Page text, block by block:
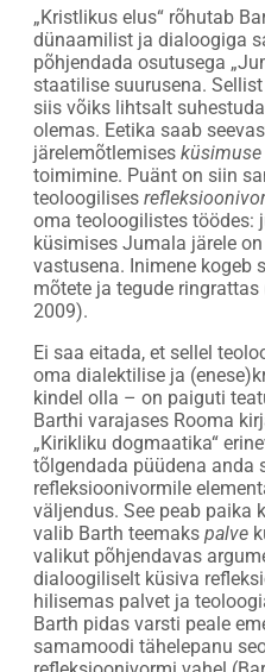
„Kristlikus elus“ rõhutab
dünaamilist ja dialoogiga
põhjendada osutusega
staatilise suurusena.
siis võiks lihtsalt
olemas. Eetika saab
järelemõtlemises küsimuse
toimimine. Puänt on siin
teoloogilises
oma teoloogilistes töödes:
küsimises Jumala järele
vastusena. Inimene kogeb
mõtete ja tegude
2009).
Ei saa eitada, et sellel
oma dialektilise ja
kindel olla – on paiguti
Barthi varajases Rooma
„Kirikliku dogmaatika“
tõlgendada püüdena anda
refleksioonivormile
väljendus. See peab paika
valib Barth teemaks palve
valikut põhjendavas
dialoogiliselt küsiva
hilisemas palvet ja
Barth pidas varsti peale
samamoodi tähelepanu